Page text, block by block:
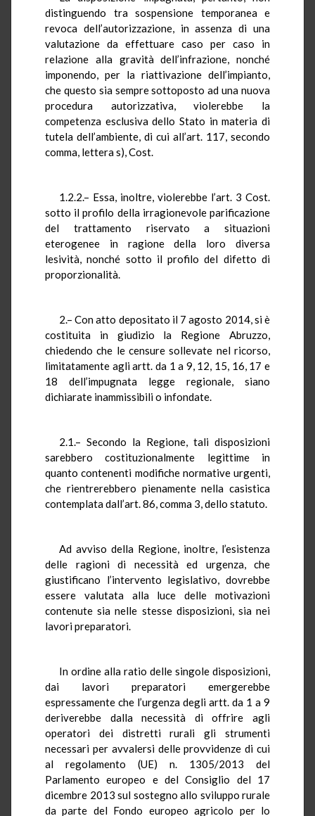
distinguendo tra sospensione temporanea e
revoca dell’autorizzazione, in assenza di una
valutazione da effettuare caso per caso in
relazione alla gravità dell’infrazione, nonché
imponendo, per la riattivazione dell’impianto,
che questo sia sempre sottoposto ad una nuova
procedura autorizzativa, violerebbe la
competenza esclusiva dello Stato in materia di
tutela dell’ambiente, di cui all’art. 117, secondo
comma, lettera s), Cost.
1.2.2.– Essa, inoltre, violerebbe l’art. 3 Cost.
sotto il profilo della irragionevole parificazione
del trattamento riservato a situazioni
eterogenee in ragione della loro diversa
lesività, nonché sotto il profilo del difetto di
proporzionalità.
2.– Con atto depositato il 7 agosto 2014, si è
costituita in giudizio la Regione Abruzzo,
chiedendo che le censure sollevate nel ricorso,
limitatamente agli artt. da 1 a 9, 12, 15, 16, 17 e
18 dell’impugnata legge regionale, siano
dichiarate inammissibili o infondate.
2.1.– Secondo la Regione, tali disposizioni
sarebbero costituzionalmente legittime in
quanto contenenti modifiche normative urgenti,
che rientrerebbero pienamente nella casistica
contemplata dall’art. 86, comma 3, dello statuto.
Ad avviso della Regione, inoltre, l’esistenza
delle ragioni di necessità ed urgenza, che
giustificano l’intervento legislativo, dovrebbe
essere valutata alla luce delle motivazioni
contenute sia nelle stesse disposizioni, sia nei
lavori preparatori.
In ordine alla ratio delle singole disposizioni,
dai lavori preparatori emergerebbe
espressamente che l’urgenza degli artt. da 1 a 9
deriverebbe dalla necessità di offrire agli
operatori dei distretti rurali gli strumenti
necessari per avvalersi delle provvidenze di cui
al regolamento (UE) n. 1305/2013 del
Parlamento europeo e del Consiglio del 17
dicembre 2013 sul sostegno allo sviluppo rurale
da parte del Fondo europeo agricolo per lo